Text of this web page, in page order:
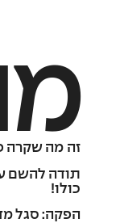
זה מה שקרה
תודה להשם
כולו!
הפקה: סגל